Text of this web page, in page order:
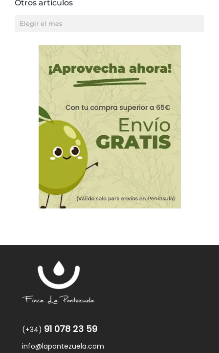
Otros artículos
Otros
(+34) 91 078 23 59
info@lapontezuela.com